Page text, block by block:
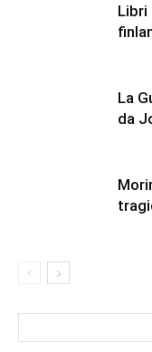
Libri
La
da